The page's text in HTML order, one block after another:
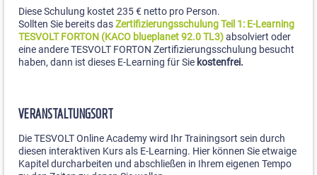
Diese Schulung kostet 235 € netto pro Person.
Sollten Sie bereits dasZertifizierungsschulung Teil 1: E-Learning
TESVOLT FORTON (KACO blueplanet 92.0 TL3)absolviert oder
eine andere TESVOLT FORTON Zertifizierungsschulung besucht
haben, dann ist dieses E-Learning für Sie kostenfrei.
VERANSTALTUNGSORT
Die TESVOLT Online Academy wird Ihr Trainingsort sein durch
diesen interaktiven Kurs als E-Learning. Hier können Sie etwaige
Kapitel durcharbeiten und abschließen in Ihrem eigenen Tempo